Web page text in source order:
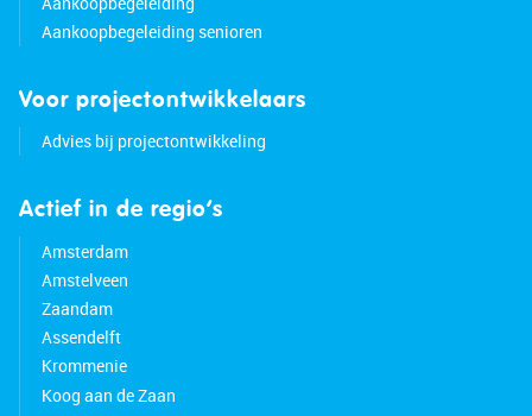
• Schiphol Airport nearby
• Full ownership
Aankoopbegeleiding senioren
Voor projectontwikkelaars
Advies bij projectontwikkeling
Actief in de regio’s
Amsterdam
Amstelveen
Zaandam
Assendelft
Krommenie
Koog aan de Zaan